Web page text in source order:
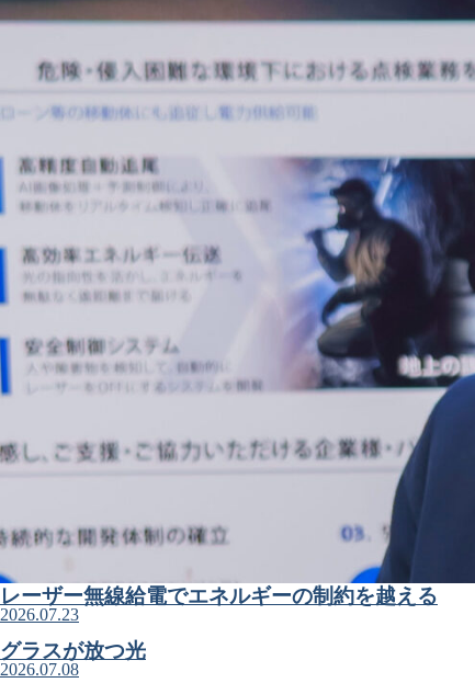
レーザー無線給電でエネルギーの制約を越える
2026.07.23
グラスが放つ光
2026.07.08